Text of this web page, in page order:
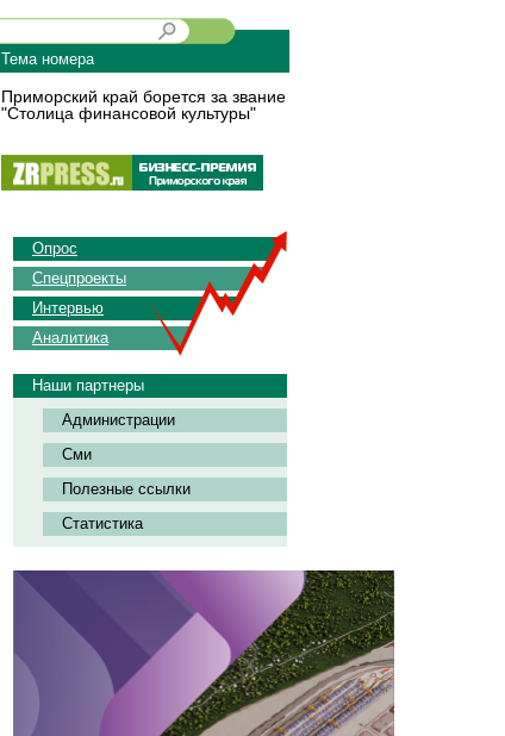
Тема номера
Приморский край борется за звание
"Столица финансовой культуры"
Опрос
Спецпроекты
Интервью
Аналитика
Наши партнеры
Администрации
Сми
Полезные ссылки
Статистика